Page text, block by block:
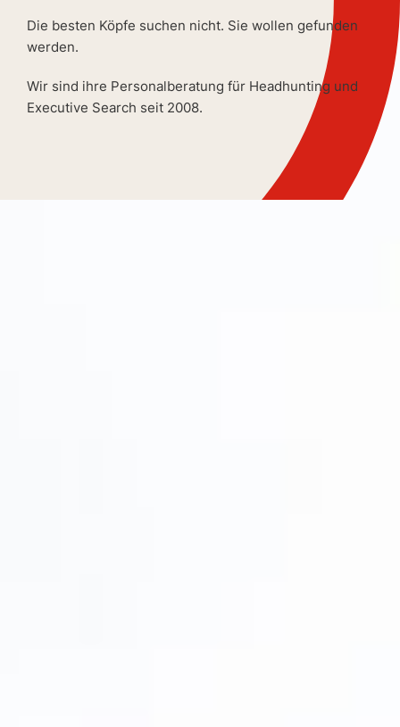
Die besten Köpfe suchen nicht. Sie wollen gefunden
werden.
Wir sind ihre Personalberatung für Headhunting und
Executive Search seit 2008.